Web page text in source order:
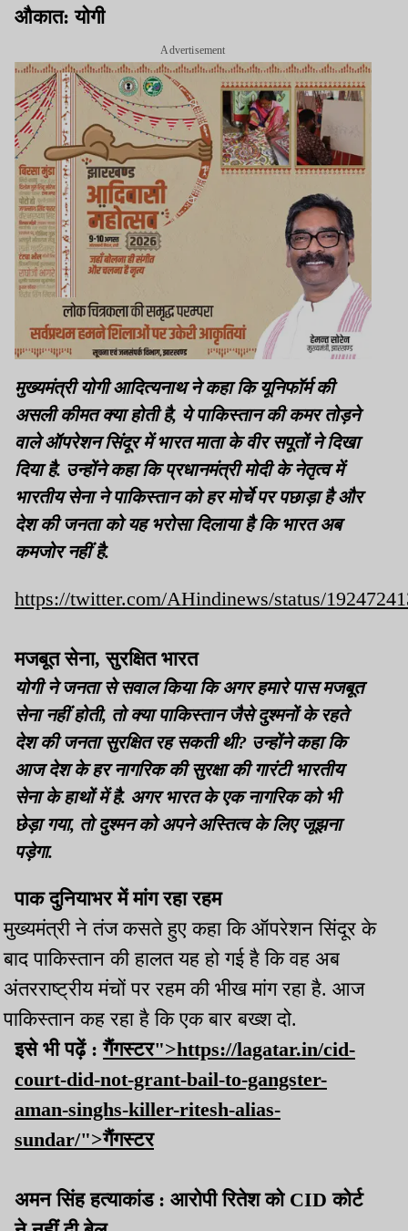
औकात: योगी
Advertisement
मुख्यमंत्री योगी आदित्यनाथ ने कहा कि यूनिफॉर्म की
असली कीमत क्या होती है, ये पाकिस्तान की कमर तोड़ने
वाले ऑपरेशन सिंदूर में भारत माता के वीर सपूतों ने दिखा
दिया है. उन्होंने कहा कि प्रधानमंत्री मोदी के नेतृत्व में
भारतीय सेना ने पाकिस्तान को हर मोर्चे पर पछाड़ा है और
देश की जनता को यह भरोसा दिलाया है कि भारत अब
कमजोर नहीं है.
https://twitter.com/AHindinews/status/
मजबूत सेना, सुरक्षित भारत
योगी ने जनता से सवाल किया कि अगर हमारे पास मजबूत
सेना नहीं होती, तो क्या पाकिस्तान जैसे दुश्मनों के रहते
देश की जनता सुरक्षित रह सकती थी? उन्होंने कहा कि
आज देश के हर नागरिक की सुरक्षा की गारंटी भारतीय
सेना के हाथों में है. अगर भारत के एक नागरिक को भी
छेड़ा गया, तो दुश्मन को अपने अस्तित्व के लिए जूझना
पड़ेगा.
पाक दुनियाभर में मांग रहा रहम
मुख्यमंत्री ने तंज कसते हुए कहा कि ऑपरेशन सिंदूर के
बाद पाकिस्तान की हालत यह हो गई है कि वह अब
अंतरराष्ट्रीय मंचों पर रहम की भीख मांग रहा है. आज
पाकिस्तान कह रहा है कि एक बार बख्श दो.
इसे भी पढ़ें :गैंगस्टर">https://lagatar.in/cid-
court-did-not-grant-bail-to-gangster-
aman-singhs-killer-ritesh-alias-
sundar/">गैंगस्टर
अमन सिंह हत्याकांड : आरोपी रितेश को CID कोर्ट